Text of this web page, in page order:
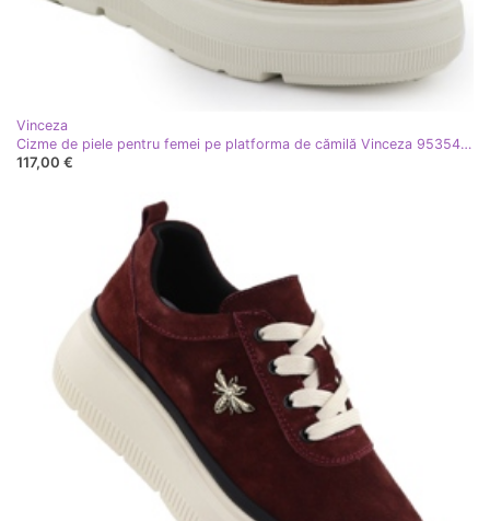
Vinceza
Cizme de piele pentru femei pe platforma de cămilă Vinceza 95354 maro
117,00 €